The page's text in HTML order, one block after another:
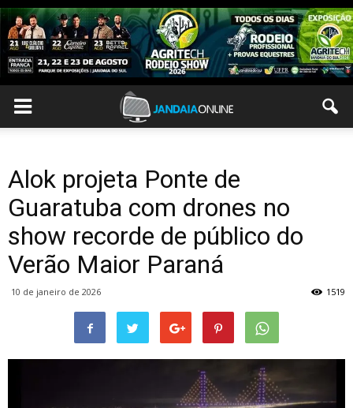
Alok projeta Ponte de
Guaratuba com drones no
show recorde de público do
Verão Maior Paraná
10 de janeiro de 2026 1519